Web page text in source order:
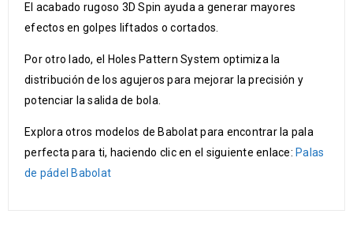
El acabado rugoso 3D Spin ayuda a generar mayores
efectos en golpes liftados o cortados.
Por otro lado, el Holes Pattern System optimiza la
distribución de los agujeros para mejorar la precisión y
potenciar la salida de bola.
Explora otros modelos de Babolat para encontrar la pala
perfecta para ti, haciendo clic en el siguiente enlace: Palas
de pádel Babolat